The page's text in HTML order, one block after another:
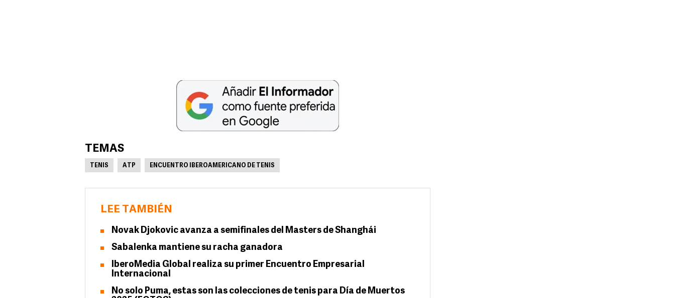
TEMAS
TENIS ATP ENCUENTRO IBEROAMERICANO DE TENIS
LEE TAMBIÉN
Novak Djokovic avanza a semifinales del Masters de Shanghái
Sabalenka mantiene su racha ganadora
IberoMedia Global realiza su primer Encuentro Empresarial
Internacional
No solo Puma, estas son las colecciones de tenis para Día de Muertos